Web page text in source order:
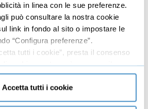
in linea con le sue preferenze.
può consultare la nostra cookie
link in fondo al sito o impostare le
“Configura preferenze”.
tutti i cookie”, presta il consenso
cookie mentre può revocare il
su “Usa solo cookie necessari” e
cookie tecnici necessari al corretto
sito.
Accetta tutti i cookie
Comunicazione
Copywriting
PNL
Dizione
Public speaking